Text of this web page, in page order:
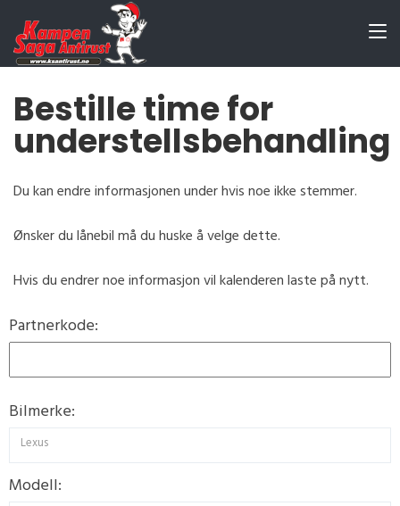
Bestille time for
understellsbehandling
Du kan endre informasjonen under hvis noe ikke stemmer.
Ønsker du lånebil må du huske å velge dette.
Hvis du endrer noe informasjon vil kalenderen laste på nytt.
Partnerkode:
Bilmerke:
Lexus
Modell: